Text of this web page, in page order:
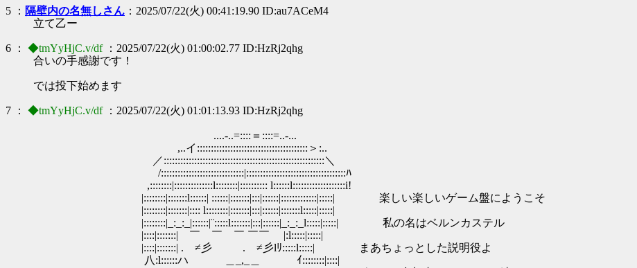
5 ： 隔壁内の名無しさん ：2025/07/22(火) 00:41:19.90 ID:au7ACeM4
立て乙ー
6 ： ◆tmYyHjC.v/df ：2025/07/22(火) 01:00:02.77 ID:HzRj2qhg
合いの手感謝です！
では投下始めます
7 ： ◆tmYyHjC.v/df ：2025/07/22(火) 01:01:13.93 ID:HzRj2qhg
....-..=::::＝::::=..‐...
,..イ::::::::::::::::::::::::::::::::::::::::＞:..
／::::::::::::::::::::::::::::::::::::::::::::::::::::::::::＼
/::::::::::::::::::::::::::::::|::::::::::::::::::::::::::::::::::::ﾊ
,::::::::|::::::::::::::l::::::::|:::::::::: l::::::l:::::::::::::::::::i!
|::::::::|:::::::l::::::| ::::::|:::::::|:::|::::::|:::::::::::::|:::::| 楽しい楽しいゲーム盤にようこそ
|::::::::|:::::::|:::: l::::::::|:::::::|:::|::::::|:::::::l:::::|:::::|
|::::::::|_:_:_|::::::|¨:::::l:::::::|:::|::::::|_:_:_l:::::|:::::| 私の名はベルンカステル
|::::|:::::::| ￣ ￣ ￣ ￣￣ |:l:::::|:::::|
|::::|:::::::| .ゞ≠彡 .ゞ≠彡lﾘ:::::l:::::| まあちょっとした説明役よ
八:l::::::ハ ＿_,_＿ ｲ::::::::|::::|